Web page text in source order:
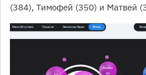
(384), Тимофей (350) и Матвей